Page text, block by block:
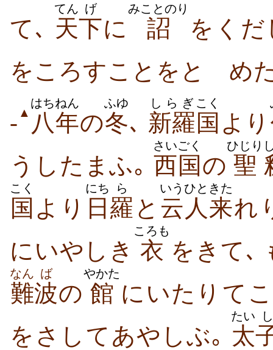
て､ 天
てん
下
げ
に 詔
みことのり
を​く
を​ころす​こと​を​とゞめ​
- ▲ 八年
はちねん
の冬
ふゆ
､ 新羅
しらぎ
国
こく
より
うし​たまふ｡ 西国
さいごく
の 聖
ひじり
国
こく
より 日
にち
羅
ら
と 云
いう
人
ひと
来
きた
れ​
に​いやしき 衣
ころも
を​き​て､
難
なん
波
ば
の 館
やかた
に​いたり​て​
を​さし​て​あやしぶ｡ 太
たい し